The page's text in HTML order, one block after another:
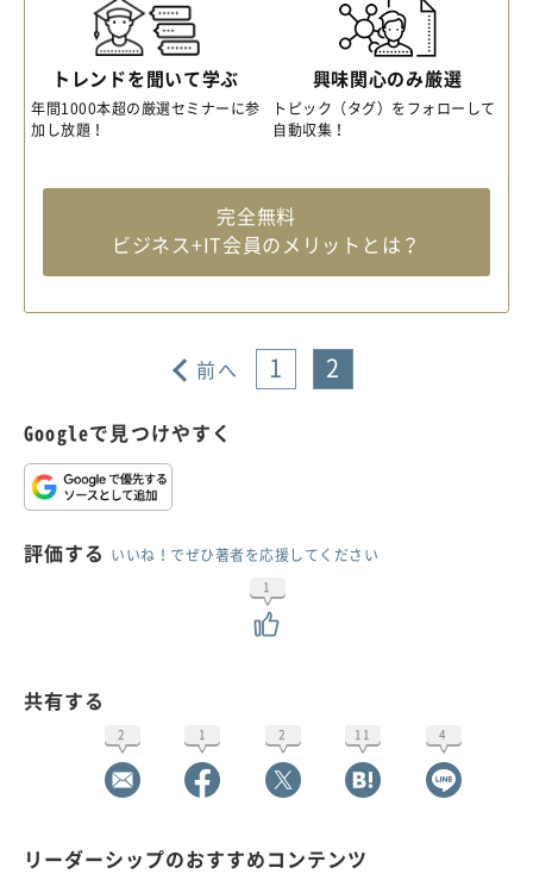
トレンドを聞いて学ぶ
年間1000本超の厳選セミナーに参
加し放題！
興味関心のみ厳選
トピック（タグ）をフォローして
自動収集！
完全無料
ビジネス+IT会員のメリットとは？
前へ 1 2
Googleで見つけやすく
評価する いいね！でぜひ著者を応援してください
1
共有する
2 1 2 11 4
リーダーシップのおすすめコンテンツ